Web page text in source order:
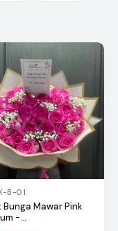
B-01
Bunga Mawar Pink
-...